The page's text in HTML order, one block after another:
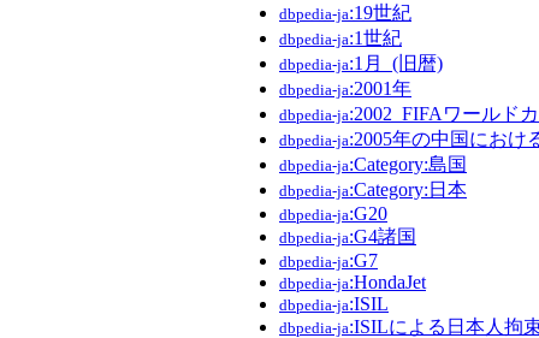
dbpedia-ja:19世紀
dbpedia-ja:1世紀
dbpedia-ja:1月_(旧暦)
dbpedia-ja:2001年
dbpedia-ja:2002_FIFAワールド
dbpedia-ja:2005年の中国におけ
dbpedia-ja:Category:島国
dbpedia-ja:Category:日本
dbpedia-ja:G20
dbpedia-ja:G4諸国
dbpedia-ja:G7
dbpedia-ja:HondaJet
dbpedia-ja:ISIL
dbpedia-ja:ISILによる日本人拘